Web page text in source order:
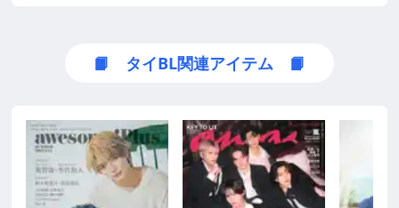
📙 タイBL関連アイテム 📙